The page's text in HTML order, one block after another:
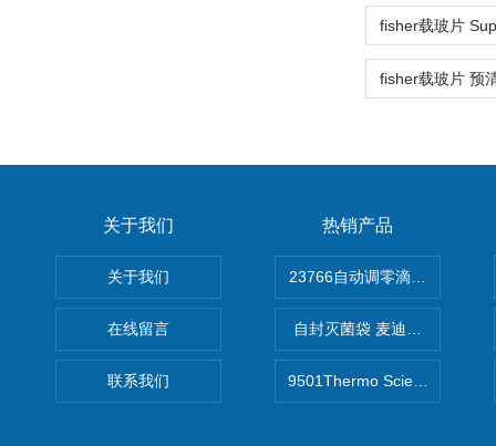
关于我们
关于我们
在线留言
联系我们
热销产品
自封灭菌袋 麦迪康Medicom
9501Thermo Scientific S1移